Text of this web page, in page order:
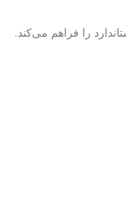
را فراهم می‌کند.